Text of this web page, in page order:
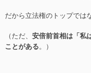
だから立法権のトップでは
（ただ、 安倍前首相は「私
ことがある。）